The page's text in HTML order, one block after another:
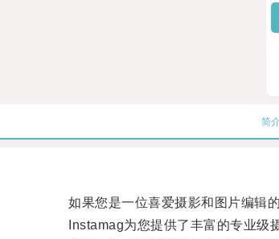
简
如果您是一位喜爱摄影和图片编辑的
Instamag为您提供了丰富的专业级摄